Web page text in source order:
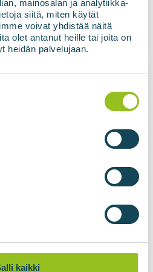
mainosalan ja analytiikka-
siitä, miten käytät
voivat yhdistää näitä
olet antanut heille tai joita on
heidän palvelujaan.
kaikki
sieci
się do
od paliw